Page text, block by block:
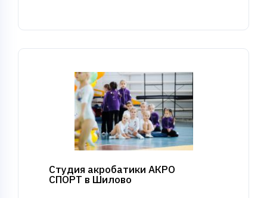
Студия акробатики АКРО
СПОРТ в Шилово